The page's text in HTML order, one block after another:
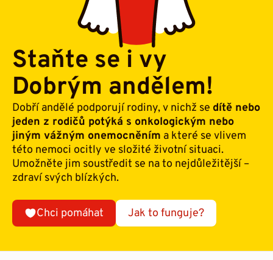
Staňte se i vy
Dobrým andělem!
Dobří andělé podporují rodiny, v nichž se dítě nebo
jeden z rodičů potýká s onkologickým nebo
jiným vážným onemocněním a které se vlivem
této nemoci ocitly ve složité životní situaci.
Umožněte jim soustředit se na to nejdůležitější –
zdraví svých blízkých.
Chci pomáhat Jak to funguje?